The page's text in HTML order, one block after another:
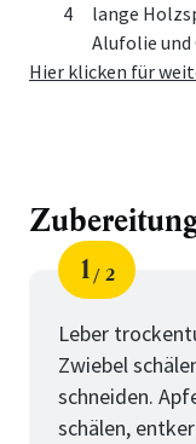
4
lange
Alufolie und
Hier klicken für
Schritt
1
von
2
Leber
Zwiebel
schneiden.
schälen,